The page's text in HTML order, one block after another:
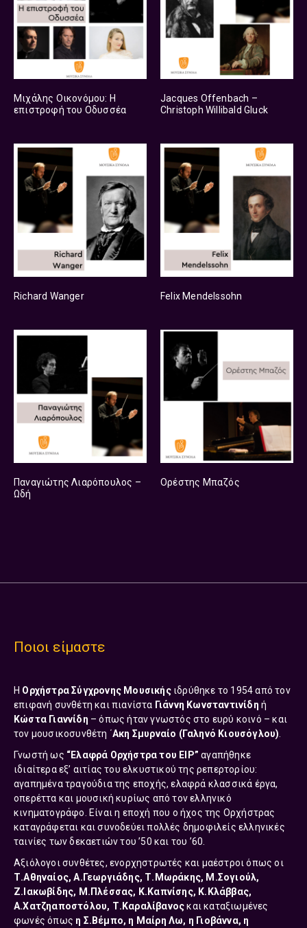
Μιχάλης Οικονόμου: Η
επιστροφή του Οδυσσέα
Jacques Offenbach –
Christoph Willibald Gluck
Richard Wanger Felix Mendelssohn
Παναγιώτης Λιαρόπουλος –
Ωδή
Ορέστης Μπαζός
Ποιοι είμαστε
Η Ορχήστρα Σύγχρονης Μουσικήςιδρύθηκε το 1954 από τον
επιφανή συνθέτη και πιανίστα Γιάννη Κωνσταντινίδη ή
Κώστα Γιαννίδη – όπως ήταν γνωστός στο ευρύ κοινό – και
τον μουσικοσυνθέτη ΄Ακη Σμυρναίο (Γαληνό Κιουσόγλου)
Γνωστή ως “Eλαφρά Ορχήστρα του ΕΙΡ” αγαπήθηκε
ιδιαίτερα εξ’ αιτίας του ελκυστικού της ρεπερτορίου:
αγαπημένα τραγούδια της εποχής, ελαφρά κλασσικά έργα,
οπερέττα και μουσική κυρίως από τον ελληνικό
κινηματογράφο. Είναι η εποχή που ο ήχος της Ορχήστρας
καταγράφεται και συνοδεύει πολλές δημοφιλείς ελληνικές
ταινίες των δεκαετιών του ’50 και του ’60.
Αξιόλογοι συνθέτες, ενορχηστρωτές και μαέστροι όπως οι
Τ.Αθηναίος, Α.Γεωργιάδης, Τ.Μωράκης, Μ.Σογιούλ,
Ζ.Ιακωβίδης, Μ.Πλέσσας, Κ.Καπνίσης, Κ.Κλάββας,
Α.Χατζηαποστόλου, Τ.Καραλίβανοςκαι καταξιωμένες
φωνές όπως η Σ.Βέμπο, η Μαίρη Λω, η Γιοβάννα, η